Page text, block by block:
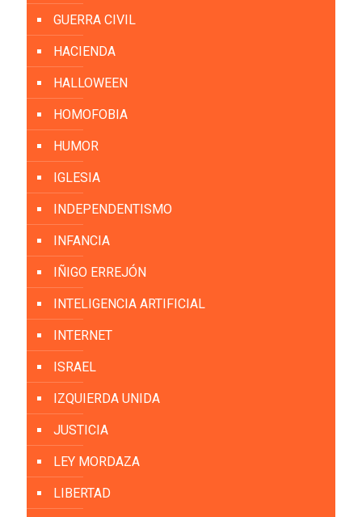
GUERRA CIVIL
HACIENDA
HALLOWEEN
HOMOFOBIA
HUMOR
IGLESIA
INDEPENDENTISMO
INFANCIA
IÑIGO ERREJÓN
INTELIGENCIA ARTIFICIAL
INTERNET
ISRAEL
IZQUIERDA UNIDA
JUSTICIA
LEY MORDAZA
LIBERTAD